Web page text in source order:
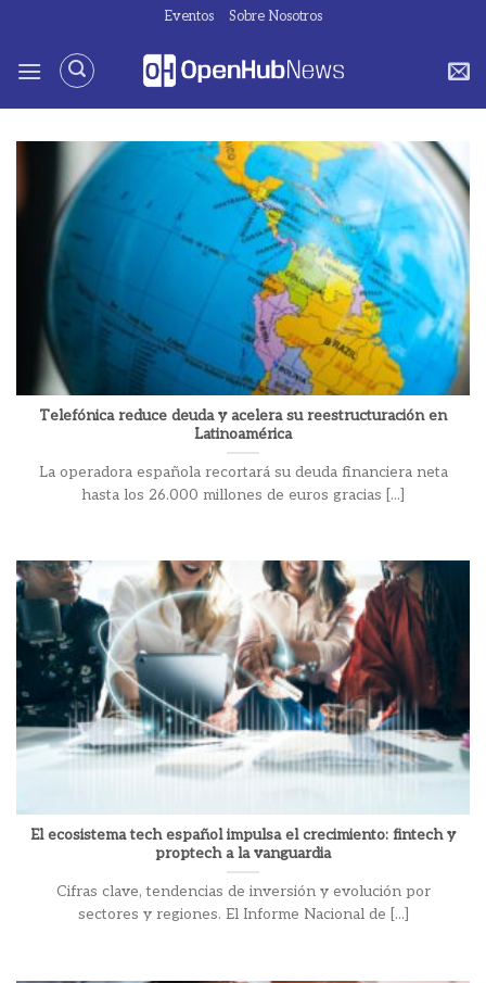
contenido
Eventos Sobre Nosotros
Telefónica reduce deuda y acelera su reestructuración en
Latinoamérica
La operadora española recortará su deuda financiera neta
hasta los 26.000 millones de euros gracias [...]
El ecosistema tech español impulsa el crecimiento: fintech y
proptech a la vanguardia
Cifras clave, tendencias de inversión y evolución por
sectores y regiones. El Informe Nacional de [...]